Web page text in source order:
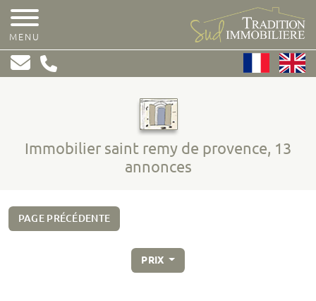
MENU
Immobilier saint remy de provence, 13
annonces
PAGE PRÉCÉDENTE
PRIX